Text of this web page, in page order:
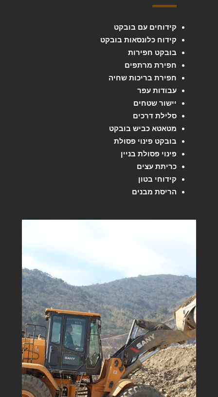
קידוחים עם בובקט
קידוח כלונסאות בובקט
בובקט חפירות
חפירת מרתפים
חפירת בריכות שחיה
עבודות עפר
יישור שטחים
סלילת דרכים
מטאטא כביש בובקט
בובקט פינוי פסולת
פינוי פסולת בניין
כריתת עצים
קידוחי בטון
הריסת מבנים